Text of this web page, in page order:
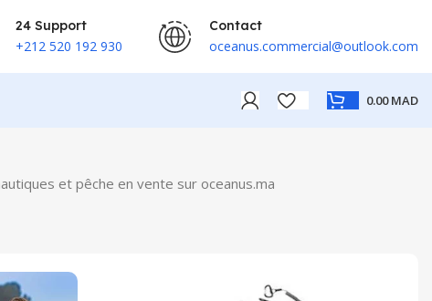
24 Support
+212 520 192 930
Contact
oceanus.commercial@outlook.com
0.00MAD
et pêche en vente sur oceanus.ma